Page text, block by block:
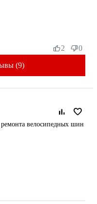
(9)
2 0
велосипедных шин